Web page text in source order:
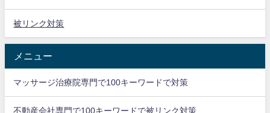
被リンク対策
メニュー
マッサージ治療院専門で100キーワードで対策
不動産会社専門で100キーワードで被リンク対策